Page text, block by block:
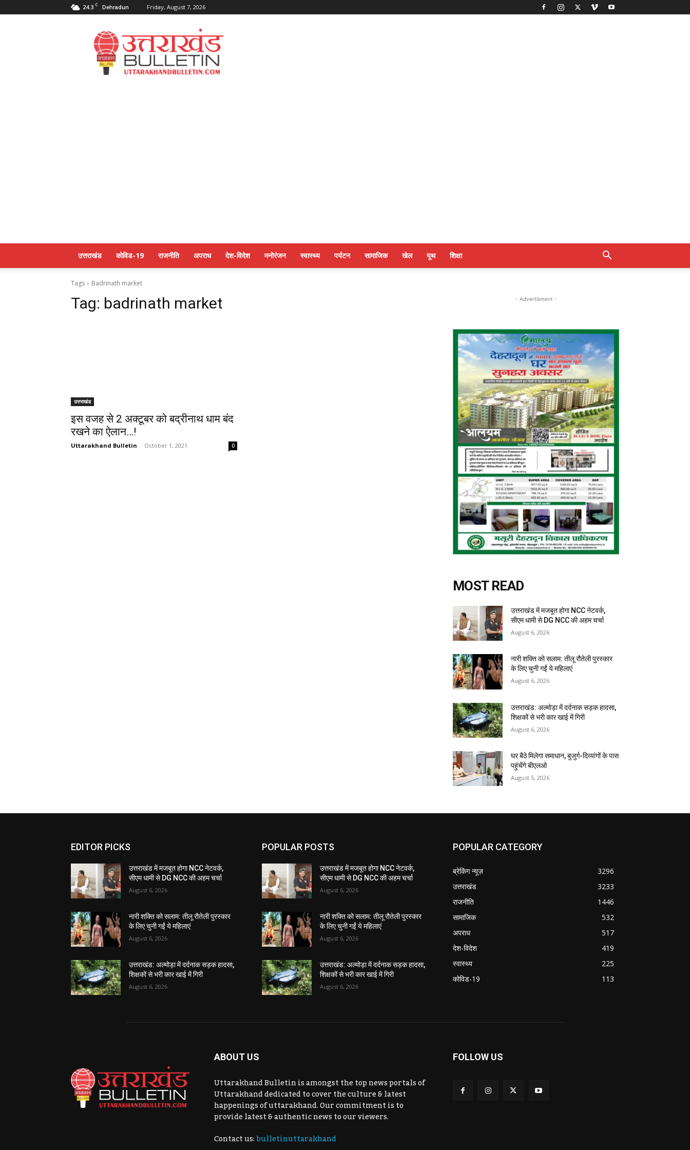
24.3 C Dehradun Friday, August 7, 2026
Uttarakahnd
Bulletin
उत्तराखंड कोविड-19 राजनीति अपराध देश-विदेश मनोरंजन स्वास्थ्य पर्यटन सामाजिक खेल यूथ शिक्षा
Tags Badrinath market
Tag: badrinath market
उत्तराखंड
इस वजह से 2 अक्टूबर को बद्रीनाथ धाम बंद
रखने का ऐलान…!
Uttarakhand Bulletin - October 1, 2021 0
- Advertisment -
MOST READ
उत्तराखंड में मजबूत होगा NCC नेटवर्क,
सीएम धामी से DG NCC की अहम चर्चा
August 6, 2026
नारी शक्ति को सलाम: तीलू रौतेली पुरस्कार
के लिए चुनी गईं ये महिलाएं
August 6, 2026
उत्तराखंड: अल्मोड़ा में दर्दनाक सड़क हादसा,
शिक्षकों से भरी कार खाई में गिरी
August 6, 2026
घर बैठे मिलेगा समाधान, बुजुर्ग-दिव्यांगों के पास
पहुंचेंगे बीएलओ
August 5, 2026
EDITOR PICKS
उत्तराखंड में मजबूत होगा NCC नेटवर्क,
सीएम धामी से DG NCC की अहम चर्चा
August 6, 2026
नारी शक्ति को सलाम: तीलू रौतेली पुरस्कार
के लिए चुनी गईं ये महिलाएं
August 6, 2026
उत्तराखंड: अल्मोड़ा में दर्दनाक सड़क हादसा,
शिक्षकों से भरी कार खाई में गिरी
August 6, 2026
POPULAR POSTS
उत्तराखंड में मजबूत होगा NCC नेटवर्क,
सीएम धामी से DG NCC की अहम चर्चा
August 6, 2026
नारी शक्ति को सलाम: तीलू रौतेली पुरस्कार
के लिए चुनी गईं ये महिलाएं
August 6, 2026
उत्तराखंड: अल्मोड़ा में दर्दनाक सड़क हादसा,
शिक्षकों से भरी कार खाई में गिरी
August 6, 2026
POPULAR CATEGORY
ब्रेकिंग न्यूज़
3296
उत्तराखंड
3233
राजनीति
1446
सामाजिक
532
अपराध
517
देश-विदेश
419
स्वास्थ्य
225
कोविड-19
113
ABOUT US
Uttarakhand Bulletin is amongst the top news portals of
Uttarakhand dedicated to cover the culture & latest
happenings of uttarakhand. Our commitment is to
provide latest & authentic news to our viewers.
Contact us:bulletinuttarakhand
FOLLOW US